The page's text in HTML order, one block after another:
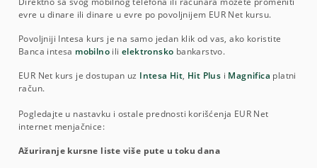
evre u dinare ili dinare u evre po povoljnijem EUR Net kursu.
Povoljniji Intesa kurs je na samo jedan klik od vas, ako koristite
Banca intesa mobilno ili elektronsko bankarstvo.
EUR Net kurs je dostupan uz Intesa Hit, Hit Plus i Magnifica platni
račun.
Pogledajte u nastavku i ostale prednosti korišćenja EUR Net
internet menjačnice:
Ažuriranje kursne liste više pute u toku dana